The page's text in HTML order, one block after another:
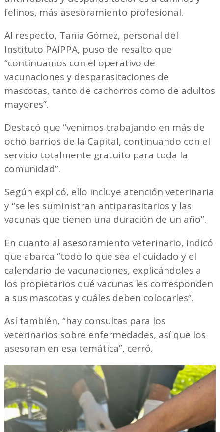
felinos, más asesoramiento profesional.
Al respecto, Tania Gómez, personal del
Instituto PAIPPA, puso de resalto que
“continuamos con el operativo de
vacunaciones y desparasitaciones de
mascotas, tanto de cachorros como de adultos
mayores”.
Destacó que “venimos trabajando en más de
ocho barrios de la Capital, continuando con el
servicio totalmente gratuito para toda la
comunidad”.
Según explicó, ello incluye atención veterinaria
y “se les suministran antiparasitarios y las
vacunas que tienen una duración de un año”.
En cuanto al asesoramiento veterinario, indicó
que abarca “todo lo que sea el cuidado y el
calendario de vacunaciones, explicándoles a
los propietarios qué vacunas les corresponden
a sus mascotas y cuáles deben colocarles”.
Así también, “hay consultas para los
veterinarios sobre enfermedades, así que los
asesoran en esa temática”, cerró.